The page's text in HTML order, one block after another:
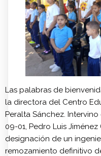
Las palabras de
la directora del Centro
Peralta Sánchez.
09-01, Pedro Luis
designación de un
remozamiento definitivo